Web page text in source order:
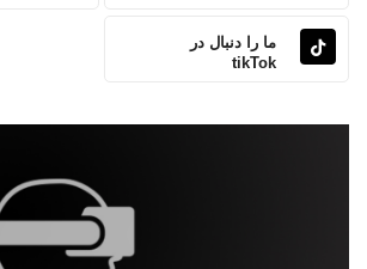
ما را دنبال در
tikTok